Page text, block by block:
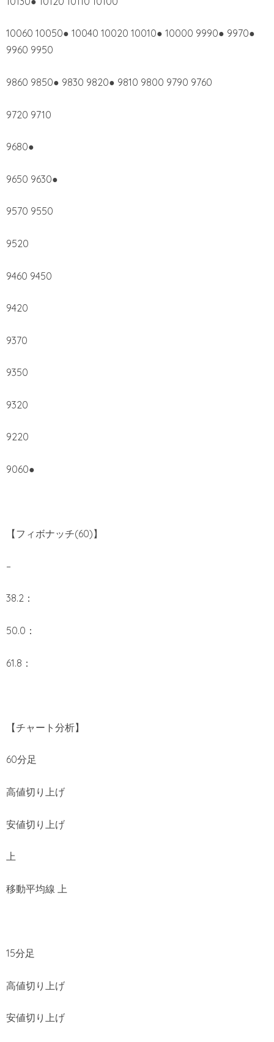
10060 10050● 10040 10020 10010● 10000 9990● 9970●
9960 9950
9860 9850● 9830 9820● 9810 9800 9790 9760
9720 9710
9680●
9650 9630●
9570 9550
9520
9460 9450
9420
9370
9350
9320
9220
9060●
【フィボナッチ(60)】
–
38.2：
50.0：
61.8：
【チャート分析】
60分足
高値切り上げ
安値切り上げ
上
移動平均線 上
15分足
高値切り上げ
安値切り上げ